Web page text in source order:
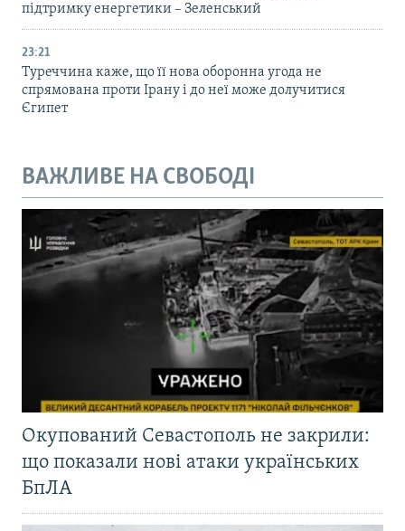
підтримку енергетики – Зеленський
23:21
Туреччина каже, що її нова оборонна угода не
спрямована проти Ірану і до неї може долучитися
Єгипет
ВАЖЛИВЕ НА СВОБОДІ
Окупований Севастополь не закрили:
що показали нові атаки українських
БпЛА